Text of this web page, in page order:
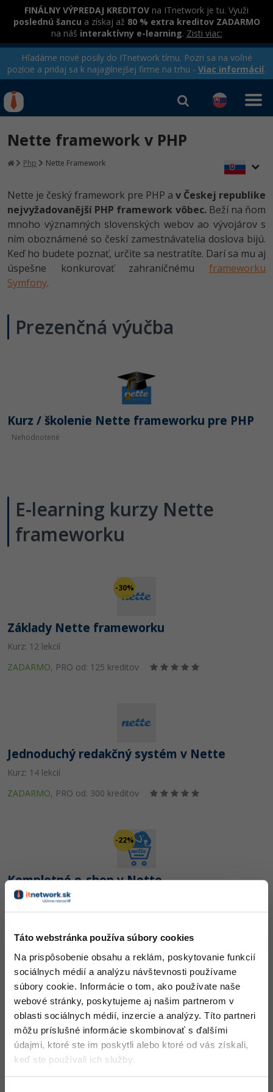
Táto webstránka používa súbory cookies
Na prispôsobenie obsahu a reklám, poskytovanie funkcií
sociálnych médií a analýzu návštevnosti používame
súbory cookie. Informácie o tom, ako používate naše
webové stránky, poskytujeme aj našim partnerom v
oblasti sociálnych médií, inzercie a analýzy. Títo partneri
môžu príslušné informácie skombinovať s ďalšími
údajmi, ktoré ste im poskytli alebo ktoré od vás získali,
keď ste používali ich služby.
FINÁLNY VÝPREDAJ KREDITOV na ITnetwork je tu. Využi
poslednú šancu a získaj až 80 % extra kreditov ZADARMO
na náš interaktívny e-learning. Zisti viac:
Hľadáme nové posily do ITnetwork tímu. Pozri sa na voľné
pozície a pridaj sa k najagilnejšej firme na trhu - Viac informácií.
hradené úradom práce
Ako začať?
Java -80%
C# .NET -80%
JavaScript
-80%
SQL
-80%
Umelá inteligencia -10%
Pre deti
Kurzy e-commerce
Testovanie softvéru
Business
-30%
-80%
Google Dokumenty
Time management
Fórum
Linux a UNIX
Kurzy dizajnu
Adobe Illustrator -80%
-30%
Adobe XD
Adobe After Effects
Blender -80%
Inkscape
Fotografovanie -80%
Video
Prihlásiť sa |Registrovať
Nette framework v PHP
Php Nette Framework
Nette je český framework pre PHP a v Českej republike
nejvyžadovanější PHP framework vôbec.Beží na ňom
mnoho významných slovenských webov ao vývojárov s
ním oboznámené so českí zamestnávatelia doslova bijú.
Keď ho budete poznať, určite sa nestratíte. Darí sa mu aj
úspešne konkurovať zahraničnému frameworku
Symfony.
Prezenčná výučba
Kurz / školenie Nette frameworku pre PHP
Nehodnotené
E-learning kurzy Nette
frameworku
-30%
Základy Nette frameworku
Kurz: 12 lekcií
ZADARMO, PRO od: 125 kreditov
Jednoduchý redakčný systém v Nette
Kurz: 14 lekcií
ZADARMO, PRO od: 300 kreditov
-22%
Kompletné e-shop v Nette
Kurz: 48 lekcií
Cms v Nette a Doctrine 2
Kurz: 15 lekcií
ZADARMO,PRO od: 840 kreditov